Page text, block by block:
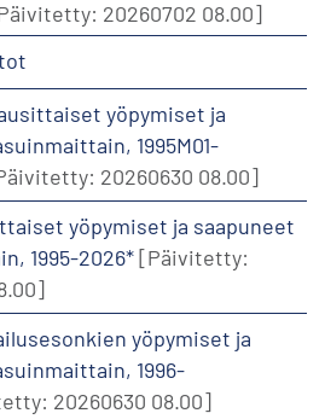
20260702 08.00]
yöpymiset ja
1995M01-
20260630 08.00]
yöpymiset ja saapuneet
1995-2026*[Päivitetty:
yöpymiset ja
1996-
20260630 08.00]